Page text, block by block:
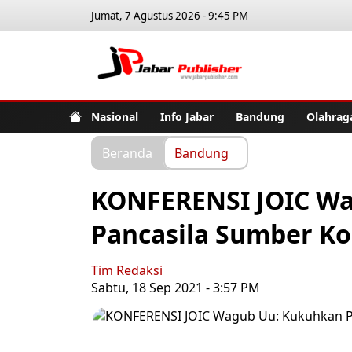
Jumat, 7 Agustus 2026 - 9:45 PM
Nasional Info Jabar Bandung
Beranda Bandung
KONFERENSI JOIC
Pancasila Sumber
Tim Redaksi
Sabtu, 18 Sep 2021 - 3:57 PM